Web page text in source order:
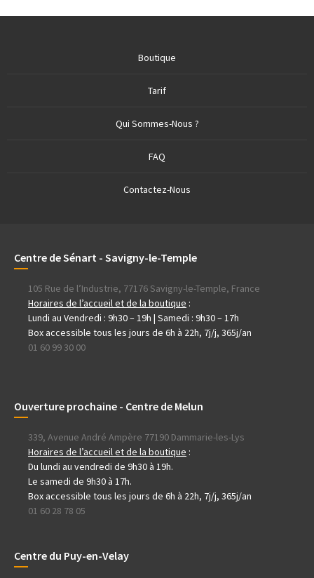
Boutique
Tarif
Qui Sommes-Nous ?
FAQ
Contactez-Nous
Centre de Sénart - Savigny-le-Temple
105 Rue de l’Industrie, 77176 Savigny-le-Temple, France
Horaires de l’accueil et de la boutique :
Lundi au Vendredi : 9h30 – 19h | Samedi : 9h30 – 17h
Box accessible tous les jours de 6h à 22h, 7j/j, 365j/an
01 60 99 30 00
Ouverture prochaine - Centre de Melun
339, Avenue André Ampère 77190 Dammarie-les-Lys
Horaires de l’accueil et de la boutique :
Du lundi au vendredi de 9h30 à 19h.
Le samedi de 9h30 à 17h.
Box accessible tous les jours de 6h à 22h, 7j/j, 365j/an
01 60 28 78 05
Centre du Puy-en-Velay